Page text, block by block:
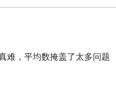
难，平均数掩盖了太多问题